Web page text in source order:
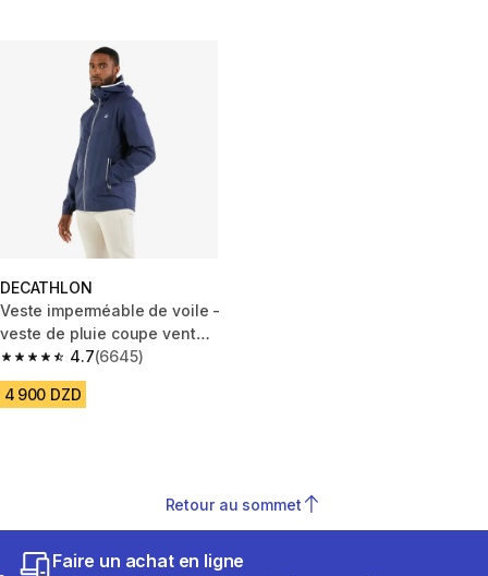
DECATHLON
Veste imperméable de voile -
veste de pluie coupe vent
sailing 100 bleu marine
4.7
4.7 out of 5 stars from 6645 reviews
(6645)
4 900 DZD
Retour au sommet
Faire un achat en ligne